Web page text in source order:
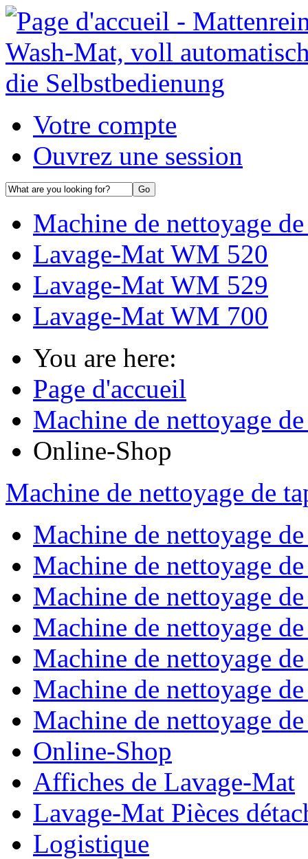
Votre compte
Ouvrez une session
Machine de nettoyage
Lavage-Mat WM 520
Lavage-Mat WM 529
Lavage-Mat WM 700
You are here:
Page d'accueil
Machine de nettoyage
Online-Shop
Machine de nettoyage de
Machine de nettoyage
Machine de nettoyage
Machine de nettoyage
Machine de nettoyage
Machine de nettoyage
Machine de nettoyage
Machine de nettoyage
Online-Shop
Affiches de Lavage-Mat
Lavage-Mat Pièces
Logistique